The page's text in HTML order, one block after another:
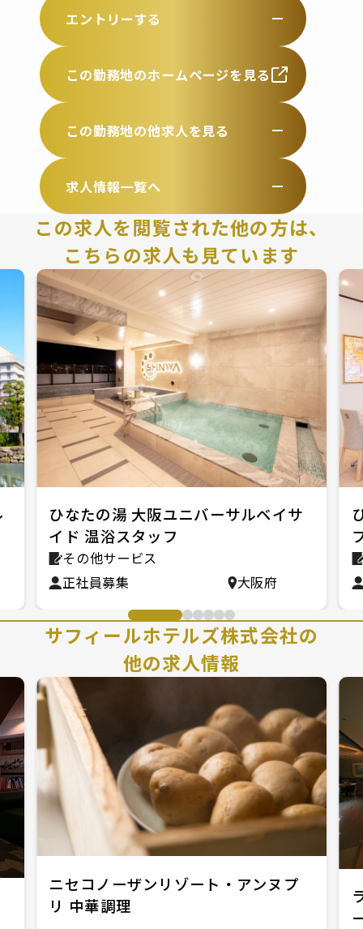
エントリーする
この勤務地のホームページを見る
この勤務地の他求人を見る
求人情報一覧へ
この求人を閲覧された他の方は、
こちらの求人も見ています
ひなたの湯 大阪ユニバーサルベイサ
イド 温浴スタッフ
その他サービス
正社員募集
大阪府
サフィールホテルズ株式会社の
他の求人情報
ニセコノーザンリゾート・アンヌプ
リ 中華調理